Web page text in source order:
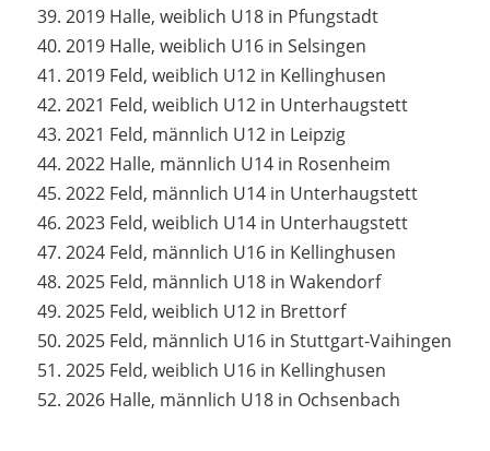
2019 Halle, weiblich U18 in Pfungstadt
2019 Halle, weiblich U16 in Selsingen
2019 Feld, weiblich U12 in Kellinghusen
2021 Feld, weiblich U12 in Unterhaugstett
2021 Feld, männlich U12 in Leipzig
2022 Halle, männlich U14 in Rosenheim
2022 Feld, männlich U14 in Unterhaugstett
2023 Feld, weiblich U14 in Unterhaugstett
2024 Feld, männlich U16 in Kellinghusen
2025 Feld, männlich U18 in Wakendorf
2025 Feld, weiblich U12 in Brettorf
2025 Feld, männlich U16 in Stuttgart-Vaihingen
2025 Feld, weiblich U16 in Kellinghusen
2026 Halle, männlich U18 in Ochsenbach